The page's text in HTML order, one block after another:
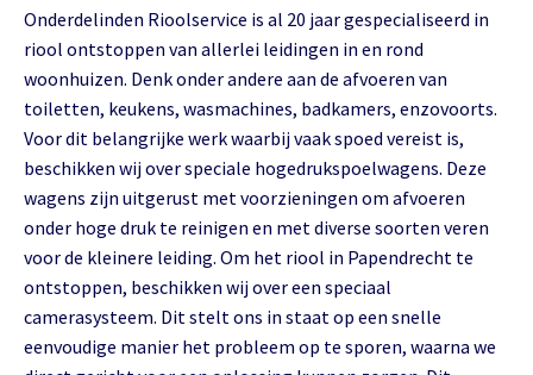
Onderdelinden Rioolservice is al 20 jaar gespecialiseerd in
riool ontstoppen van allerlei leidingen in en rond
woonhuizen. Denk onder andere aan de afvoeren van
toiletten, keukens, wasmachines, badkamers, enzovoorts.
Voor dit belangrijke werk waarbij vaak spoed vereist is,
beschikken wij over speciale hogedrukspoelwagens. Deze
wagens zijn uitgerust met voorzieningen om afvoeren
onder hoge druk te reinigen en met diverse soorten veren
voor de kleinere leiding. Om het riool in Papendrecht te
ontstoppen, beschikken wij over een speciaal
camerasysteem. Dit stelt ons in staat op een snelle
eenvoudige manier het probleem op te sporen, waarna we